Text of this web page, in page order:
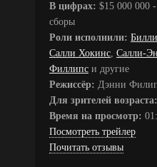
В цифрах: $15 000 000
сборы
Роли исполнили:
Салли Хокинс, Салли-
Филлипс и другие
Режиссёр: Дэнни
Для зрителей возраста:
Время на просмотр:
Посмотреть трейлер
Почитать отзывы